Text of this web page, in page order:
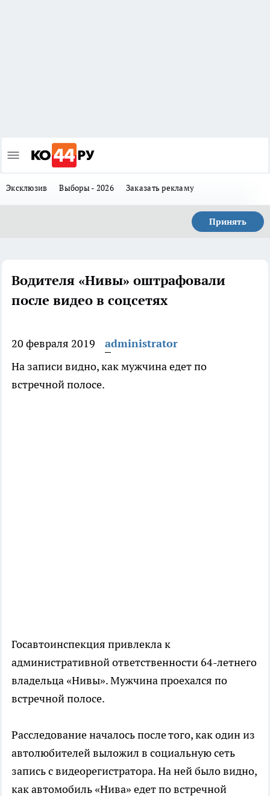
Эксклюзив Выборы - 2026 Заказать рекламу
Принять
Водителя «Нивы» оштрафовали
после видео в соцсетях
20 февраля 2019
administrator
На записи видно, как мужчина едет по
встречной полосе.
Госавтоинспекция привлекла к
административной ответственности 64-летнего
владельца «Нивы». Мужчина проехался по
встречной полосе.
Расследование началось после того, как один из
автолюбителей выложил в социальную сеть
запись с видеорегистратора. На ней было видно,
как автомобиль «Нива» едет по встречной